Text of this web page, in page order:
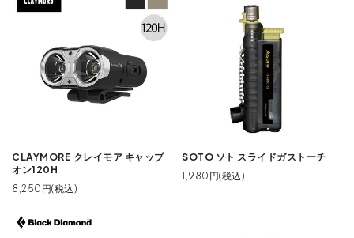
CLAYMORE クレイモア キャップ
オン120H
8,250円(税込)
SOTO ソト スライドガストーチ
1,980円(税込)